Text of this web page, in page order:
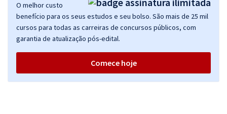
O melhor custo
benefício para os seus estudos e seu bolso. São mais de 25 mil
cursos para todas as carreiras de concursos públicos, com
garantia de atualização pós-edital.
Comece hoje